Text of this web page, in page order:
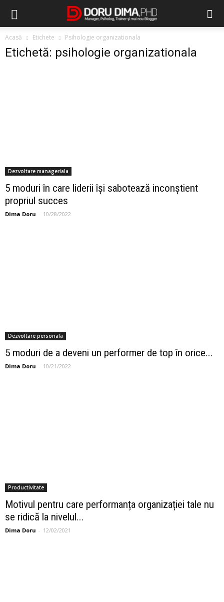
Acasă Etichete Psihologie organizationala
Etichetă: psihologie organizationala
Dezvoltare manageriala
5 moduri în care liderii își sabotează inconștient
propriul succes
Dima Doru - 10/28/2022
Dezvoltare personala
5 moduri de a deveni un performer de top în orice...
Dima Doru - 10/21/2022
Productivitate
Motivul pentru care performanța organizației tale nu
se ridică la nivelul...
Dima Doru - 12/02/2021